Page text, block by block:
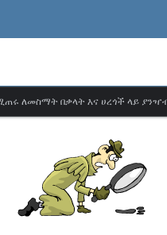
ለመስማት በቃላት እና ሀረጎች ላይ